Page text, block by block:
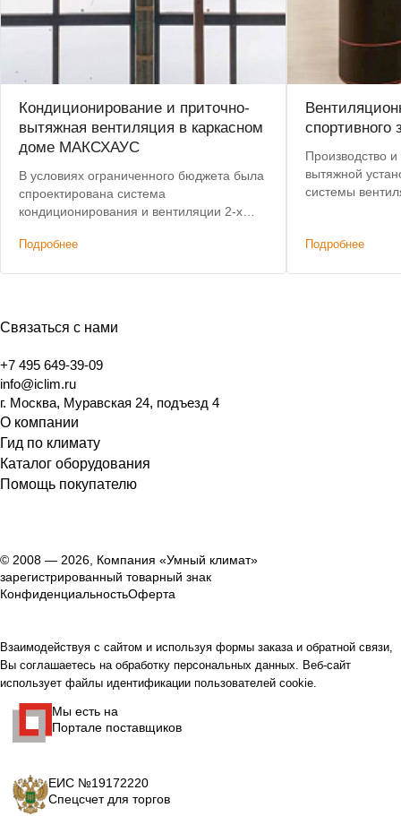
Кондиционирование и приточно-
вытяжная вентиляция в каркасном
доме МАКСХАУС
В условиях ограниченного бюджета была
спроектирована система
кондиционирования и вентиляции 2-х
характеристикам премиальным
Подробнее
спортивного
Производство
вытяжной
системы
Подробнее
Связаться с нами
+7 495 649-39-09
info@iclim.ru
г. Москва, Муравская 24, подъезд 4
О компании
Гид по климату
Каталог оборудования
Помощь покупателю
© 2008 — 2026, Компания «Умный климат»
зарегистрированный товарный знак
КонфиденциальностьОферта
Взаимодействуя с сайтом и используя формы заказа и обратной связи,
Вы соглашаетесь на обработку персональных данных. Веб-сайт
использует файлы идентификации пользователей cookie.
Мы есть на
Портале поставщиков
ЕИС №19172220
Спецсчет для торгов